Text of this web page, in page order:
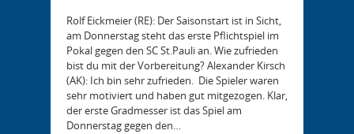
Rolf Eickmeier (RE): Der Saisonstart ist in Sicht,
am Donnerstag steht das erste Pflichtspiel im
Pokal gegen den SC St.Pauli an. Wie zufrieden
bist du mit der Vorbereitung? Alexander Kirsch
(AK): Ich bin sehr zufrieden. Die Spieler waren
sehr motiviert und haben gut mitgezogen. Klar,
der erste Gradmesser ist das Spiel am
Donnerstag gegen den…